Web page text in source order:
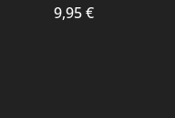
9,95€